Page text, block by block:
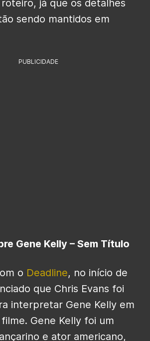
já que os detalhes
sendo mantidos em
PUBLICIDADE
Gene Kelly – Sem Título
o Deadline, no início de
que Chris Evans foi
interpretar Gene Kelly em
Gene Kelly foi um
e ator americano,